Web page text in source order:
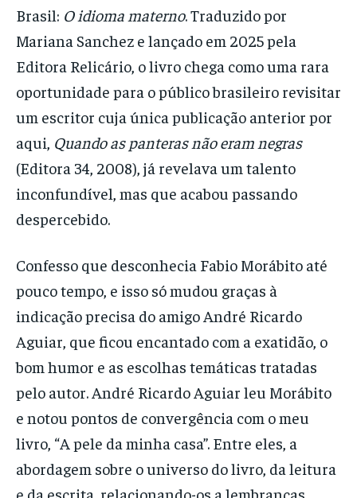
Brasil: O idioma materno. Traduzido por
Mariana Sanchez e lançado em 2025 pela
Editora Relicário, o livro chega como uma rara
oportunidade para o público brasileiro revisitar
um escritor cuja única publicação anterior por
aqui, Quando as panteras não eram negras
(Editora 34, 2008), já revelava um talento
inconfundível, mas que acabou passando
despercebido.
Confesso que desconhecia Fabio Morábito até
pouco tempo, e isso só mudou graças à
indicação precisa do amigo André Ricardo
Aguiar, que ficou encantado com a exatidão, o
bom humor e as escolhas temáticas tratadas
pelo autor. André Ricardo Aguiar leu Morábito
e notou pontos de convergência com o meu
livro, “A pele da minha casa”. Entre eles, a
abordagem sobre o universo do livro, da leitura
e da escrita, relacionando-os a lembranças